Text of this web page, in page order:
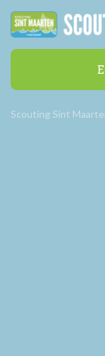
Scouting Sint